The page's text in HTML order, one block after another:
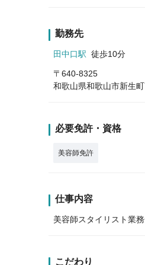
勤務先
田中口駅 徒歩10分
〒640-8325
和歌山県和歌山市新生
必要免許・資格
美容師免許
仕事内容
美容師スタイリスト業
こだわり